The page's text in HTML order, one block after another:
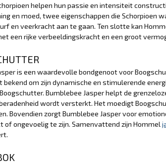
helpen hun passie en intensiteit
en moed, twee eigenschappen die Schorpioen
en veerkracht aan te gaan. Ten slotte kan
een rijke verbeeldingskracht en een groot
is een waardevolle bondgenoot voor
bekend om zijn dynamische en stimulerende
Bumblebee Jasper helpt de
wordt versterkt. Het moedigt
Bovendien zorgt Bumblebee Jasper voor
of ongevoelig te zijn. Samenvattend zijn Hommel